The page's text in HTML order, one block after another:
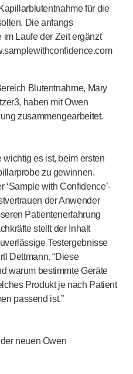
und Entwicklung
für die
Die anfangs
Laufe der Zeit ergänzt
Blutentnahme, Mary
haben mit Owen
zusammengearbeitet.
es ist, beim ersten
zu gewinnen.
‘Sample with Confidence’-
der Anwender
Patientenerfahrung
stellt der Inhalt
Testergebnisse
Dettmann. “Diese
warum bestimmte Geräte
Produkt je nach Patient
passend ist.”
neuen Owen